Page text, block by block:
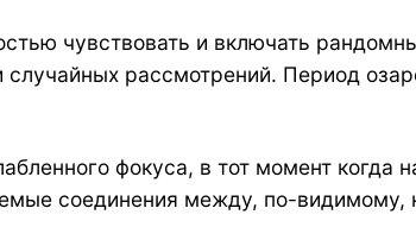
чувствовать и включать
случайных рассмотрений. Период
фокуса, в тот момент
соединения между, по-